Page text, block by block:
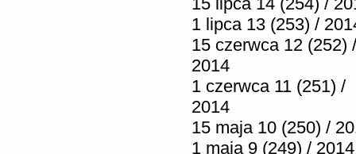
1 lipca 13 (253) /
15 czerwca 12 (252) /
2014
1 czerwca 11 (251) /
2014
15 maja 10 (250) /
1 maja 9 (249) / 2014